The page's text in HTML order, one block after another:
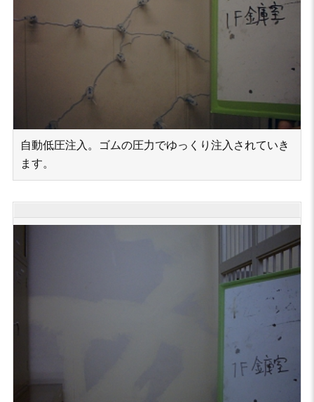
自動低圧注入。ゴムの圧力でゆっくり注入されていき
ます。